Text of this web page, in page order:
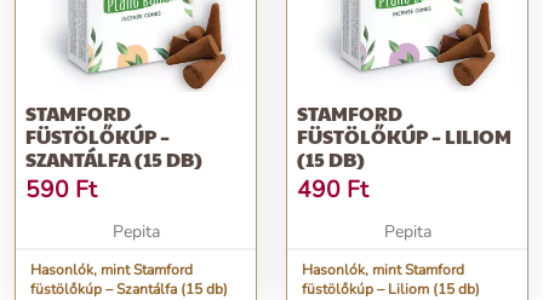
STAMFORD
FÜSTÖLŐKÚP –
SZANTÁLFA (15 DB)
590 Ft
Pepita
Hasonlók, mint Stamford
füstölőkúp – Szantálfa (15 db)
STAMFORD
FÜSTÖLŐKÚP – LILIOM
(15 DB)
490 Ft
Pepita
Hasonlók, mint Stamford
füstölőkúp – Liliom (15 db)